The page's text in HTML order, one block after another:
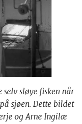
selv sløye fisken når
sjøen. Dette bildet
og Arne Ingilæ